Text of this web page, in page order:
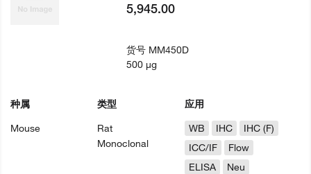
种属
Mouse
类型
Rat
Monoclonal
应用
WB
IHC
IHC (F)
ICC/IF
Flow
ELISA
Neu
5,945.00
货号 MM450D
500 µg